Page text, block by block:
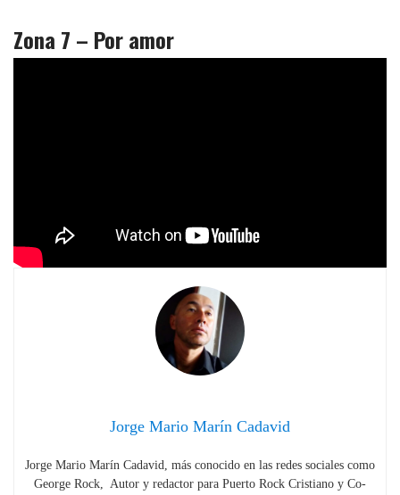
Zona 7 – Por amor
Jorge Mario Marín Cadavid
Jorge Mario Marín Cadavid, más conocido en las redes sociales como
George Rock, Autor y redactor para Puerto Rock Cristiano y Co-